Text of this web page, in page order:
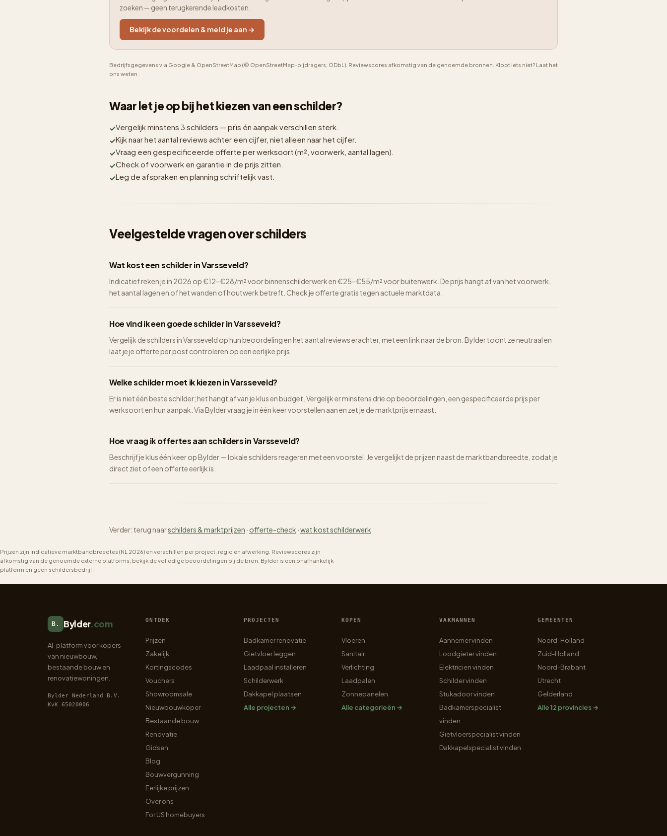
zoeken — geen terugkerende leadkosten.
Bekijk de voordelen & meld je aan →
Bedrijfsgegevens via Google & OpenStreetMap (© OpenStreetMap-bijdragers, ODbL). Reviewscores afkomstig van de genoemde bronnen. Klopt iets niet? Laat het
ons weten.
Waar let je op bij het kiezen van een schilder?
Vergelijk minstens 3 schilders — prïs én aanpak verschillen sterk.
Kijk naar het aantal reviews achter een cijfer, niet alleen naar het cijfer.
Vraag een gespecificeerde offerte per werksoort (m², voorwerk, aantal lagen).
Check of voorwerk en garantie in de prijs zitten.
Leg de afspraken en planning schriftelijk vast.
Veelgestelde vragen over schilders
Wat kost een schilder in Varsseveld?
Indicatief reken je in 2026 op €12–€28/m² voor binnenschilderwerk en €25–€55/m² voor buitenwerk. De prijs hangt af van het voorwerk,
het aantal lagen en of het wanden of houtwerk betreft. Check je offerte gratis tegen actuele marktdata.
Hoe vind ik een goede schilder in Varsseveld?
Vergelijk de schilders in Varsseveld op hun beoordeling en het aantal reviews erachter, met een link naar de bron. Bylder toont ze neutraal en
laat je je offerte per post controleren op een eerlijke prijs.
Welke schilder moet ik kiezen in Varsseveld?
Er is niet één beste schilder; het hangt af van je klus en budget. Vergelijk er minstens drie op beoordelingen, een gespecificeerde prijs per
werksoort en hun aanpak. Via Bylder vraag je in één keer voorstellen aan en zet je de marktprijs ernaast.
Hoe vraag ik offertes aan schilders in Varsseveld?
Beschrijf je klus één keer op Bylder — lokale schilders reageren met een voorstel. Je vergelijkt de prijzen naast de marktbandbreedte, zodat je
direct ziet of een offerte eerlijk is.
Verder: terug naarschilders & marktprijzen · offerte-check ·wat kost schilderwerk
Prijzen zijn indicatieve marktbandbreedtes (NL 2026) en verschillen per project, regio en afwerking. Reviewscores zijn
afkomstig van de genoemde externe platforms; bekijk de volledige beoordelingen bij de bron. Bylder is een onafhankelijk
platform en geen schildersbedrijf.
B. Bylder.com
AI-platform voor kopers
van nieuwbouw,
bestaande bouw en
renovatiewoningen.
Bylder Nederland B.V.
KvK 65020006
ONTDEK
Prijzen
Zakelijk
Kortingscodes
Vouchers
Showroomsale
Nieuwbouwkoper
Bestaande bouw
Renovatie
Gidsen
Blog
Bouwvergunning
Eerlijke prijzen
Over ons
For US homebuyers
PROJECTEN
Badkamer renovatie
Gietvloer leggen
Laadpaal installeren
Schilderwerk
Dakkapel plaatsen
Alle projecten →
KOPEN
Vloeren
Sanitair
Verlichting
Laadpalen
Zonnepanelen
Alle categorieën →
VAKMANNEN
Aannemer vinden
Loodgieter vinden
Elektricien vinden
Schilder vinden
Stukadoor vinden
Badkamerspecialist
vinden
Gietvloerspecialist vinden
Dakkapelspecialist vinden
GEMEENTEN
Noord-Holland
Zuid-Holland
Noord-Brabant
Utrecht
Gelderland
Alle 12 provincies →